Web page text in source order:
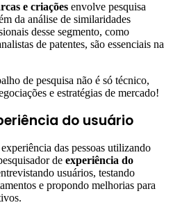
e criações envolve pesquisa
da análise de similaridades
desse segmento, como
de patentes, são essenciais na
de pesquisa não é só técnico,
e estratégias de mercado!
do usuário
das pessoas utilizando
de experiência do
usuários, testando
e propondo melhorias para